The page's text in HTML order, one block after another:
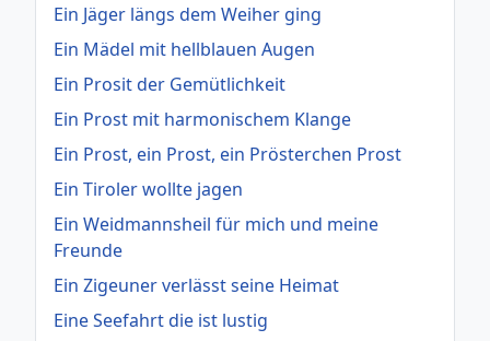
Ein Jäger längs dem Weiher ging
Ein Mädel mit hellblauen Augen
Ein Prosit der Gemütlichkeit
Ein Prost mit harmonischem Klange
Ein Prost, ein Prost, ein Prösterchen Prost
Ein Tiroler wollte jagen
Ein Weidmannsheil für mich und meine
Freunde
Ein Zigeuner verlässt seine Heimat
Eine Seefahrt die ist lustig